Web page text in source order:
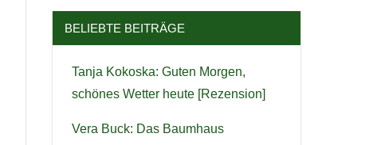
BELIEBTE BEITRÄGE
Tanja Kokoska: Guten Morgen,
schönes Wetter heute [Rezension]
Vera Buck: Das Baumhaus